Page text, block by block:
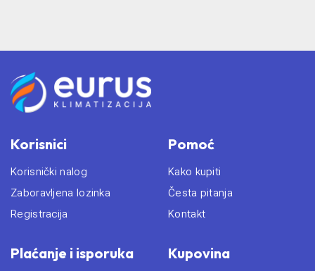
Korisnici
Korisnički nalog
Zaboravljena lozinka
Registracija
Pomoć
Kako kupiti
Česta pitanja
Kontakt
Plaćanje i isporuka Kupovina